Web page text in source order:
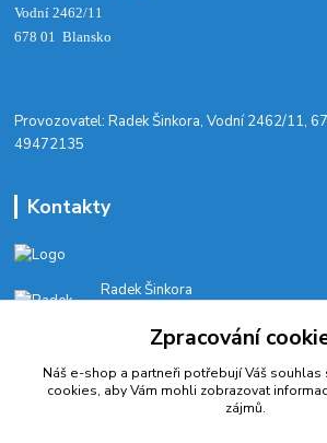
Vodní 2462/11
678 01 Blansko
​Provozovatel: Radek Šinkora, Vodní 2462/11,
49472135
Kontakty
Radek Šinkora
E-SHOP: Po-Pá, 8-17 hod.
cyklobikesport@seznam.cz
Zpracování
Náš e-shop a partneři potřebují Váš souhlas
cookies, aby Vám mohli zobrazovat
zájmů.